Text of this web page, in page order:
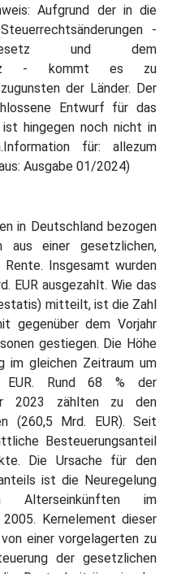
Aufgrund der in die
-
und dem
- kommt es zu
der Länder. Der
Entwurf für das
hingegen noch nicht in
für: allezum
Ausgabe 01/2024)
in Deutschland bezogen
aus einer gesetzlichen,
Insgesamt wurden
EUR ausgezahlt. Wie das
mitteilt, ist die Zahl
gegenüber dem Vorjahr
gestiegen. Die Höhe
im gleichen Zeitraum um
Rund 68 % der
2023 zählten zu den
(260,5 Mrd. EUR). Seit
Besteuerungsanteil
Die Ursache für den
ist die Neuregelung
Alterseinkünften im
Kernelement dieser
einer vorgelagerten zu
der gesetzlichen